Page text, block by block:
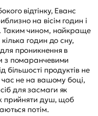
відтінку, Еванс
на вісім годин і
Таким чином, найкраще
годин до сну,
проникнення в
з помаранчевими
більшості продуктів не
час не на вашому боці,
для засмаги як
прийняти душ, щоб
потім.